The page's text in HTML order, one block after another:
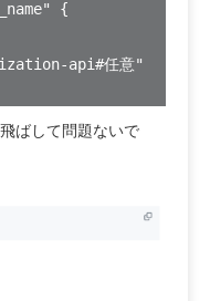
{
api#任意"
ばして問題ないで